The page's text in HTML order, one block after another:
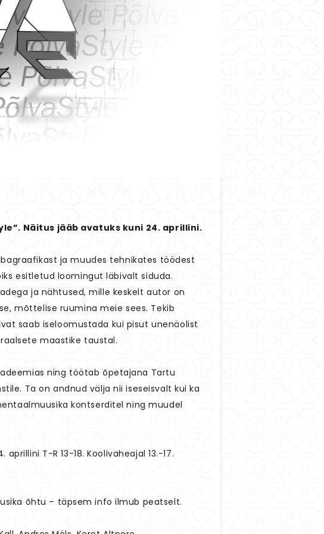
Näitus jääb avatuks kuni 24. aprillini.
ja muudes tehnikates töödest
esitletud loomingut läbivalt siduda.
ja nähtused, mille keskelt autor on
mõttelise ruumina meie sees. Tekib
saab iseloomustada kui pisut unenäolist
maastike taustal.
ning töötab õpetajana Tartu
Ta on andnud välja nii iseseisvalt kui ka
kontserditel ning muudel
T-R 13-18. Koolivaheajal 13.-17.
õhtu – täpsem info ilmub peatselt.